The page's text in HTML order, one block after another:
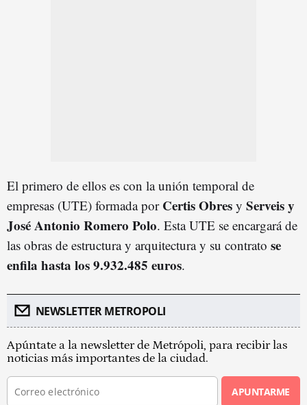
El primero de ellos es con la unión temporal de
empresas (UTE) formada por Certis Obres y Serveis y
José Antonio Romero Polo. Esta UTE se encargará de
las obras de estructura y arquitectura y su contrato se
enfila hasta los 9.932.485 euros.
NEWSLETTER METROPOLI
Apúntate a la newsletter de Metrópoli, para recibir las
noticias más importantes de la ciudad.
APUNTARME